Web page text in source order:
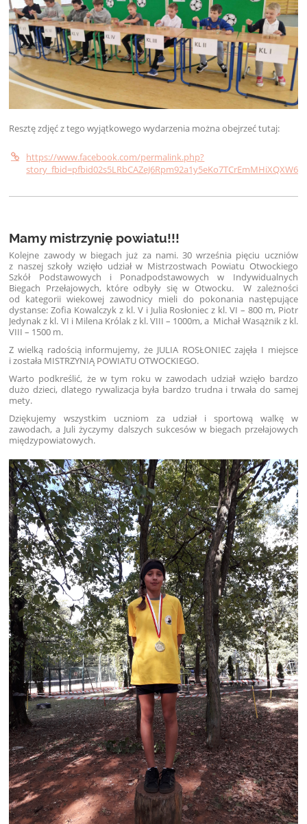
Resztę zdjęć z tego wyjątkowego wydarzenia można obejrzeć tutaj:
https://www.facebook.com/permalink.php?
Mamy mistrzynię powiatu!!!
Kolejne zawody w biegach już za nami. 30 września pięciu uczniów
z naszej szkoły wzięło udział w Mistrzostwach Powiatu Otwockiego
Szkół Podstawowych i Ponadpodstawowych w Indywidualnych
Biegach Przełajowych, które odbyły się w Otwocku. W zależności
od kategorii wiekowej zawodnicy mieli do pokonania następujące
dystanse: Zofia Kowalczyk z kl. V i Julia Rosłoniec z kl. VI – 800 m, Piotr
Jedynak z kl. VI i Milena Królak z kl. VIII – 1000m, a Michał Wasążnik z kl.
VIII – 1500 m.
Z wielką radością informujemy, że JULIA ROSŁONIEC zajęła I miejsce
i została MISTRZYNIĄ POWIATU OTWOCKIEGO.
Warto podkreślić, że w tym roku w zawodach udział wzięło bardzo
dużo dzieci, dlatego rywalizacja była bardzo trudna i trwała do samej
mety.
Dziękujemy wszystkim uczniom za udział i sportową walkę w
zawodach, a Juli życzymy dalszych sukcesów w biegach przełajowych
międzypowiatowych.